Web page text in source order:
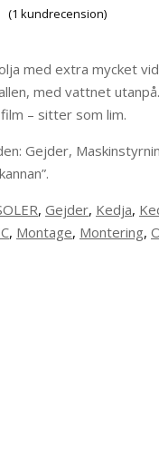
(1 kundrecension)
med extra mycket
med vattnet
– sitter som lim.
Gejder,
, Gejder, Kedja,
, Montage, Montering,